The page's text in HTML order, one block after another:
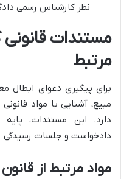
نظر کارشناس رسمی
مستندات قانونی
مرتبط
برای پیگیری دعوای ابطال
مبیع، آشنایی با مواد
دارد. این مستندات،
دادخواست و جلسات رسیدگی
مواد مرتبط از